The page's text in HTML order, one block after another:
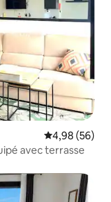
Évaluation
4,98 (56)
avec terrasse